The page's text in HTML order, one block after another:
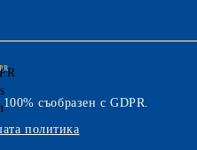
съобразен с GDPR.
политика